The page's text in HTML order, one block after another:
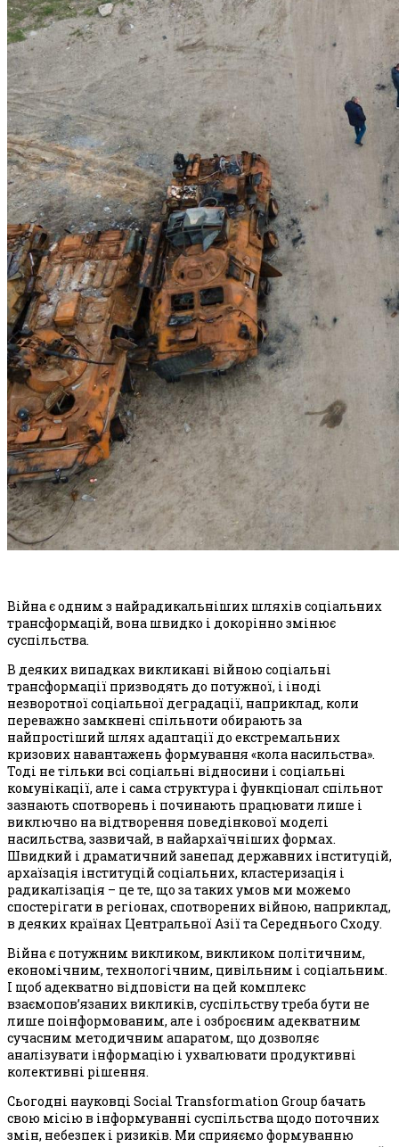
Війна є одним з найрадикальніших шляхів соціальних
трансформацій, вона швидко і докорінно змінює
суспільства.
В деяких випадках викликані війною соціальні
трансформації призводять до потужної, і іноді
незворотної соціальної деградації, наприклад, коли
переважно замкнені спільноти обирають за
найпростіший шлях адаптації до екстремальних
кризових навантажень формування «кола насильства».
Тоді не тільки всі соціальні відносини і соціальні
комунікації, але і сама структура і функціонал спільнот
зазнають спотворень і починають працювати лише і
виключно на відтворення поведінкової моделі
насильства, зазвичай, в найархаїчніших формах.
Швидкий і драматичний занепад державних інституцій,
архаїзація інституцій соціальних, кластеризація і
радикалізація – це те, що за таких умов ми можемо
спостерігати в регіонах, спотворених війною, наприклад,
в деяких країнах Центральної Азії та Середнього Сходу.
Війна є потужним викликом, викликом політичним,
економічним, технологічним, цивільним і соціальним.
І щоб адекватно відповісти на цей комплекс
взаємопов’язаних викликів, суспільству треба бути не
лише поінформованим, але і озброєним адекватним
сучасним методичним апаратом, що дозволяє
аналізувати інформацію і ухвалювати продуктивні
колективні рішення.
Сьогодні науковці Social Transformation Group бачать
свою місію в інформуванні суспільства щодо поточних
змін, небезпек і ризиків. Ми сприяємо формуванню